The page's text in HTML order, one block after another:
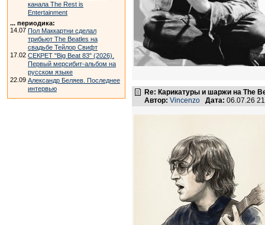
канала The Rest is
Entertainment
... периодика:
14.07 Пол Маккартни сделал
трибьют The Beatles на
свадьбе Тейлор Свифт
17.02 СЕКРЕТ "Big Beat 83" (2026).
Первый мерсибит-альбом на
русском языке
22.09 Александр Беляев. Последнее
интервью
Re: Карикатуры и шаржи на The
Автор: Vincenzo Дата: 06.07.26